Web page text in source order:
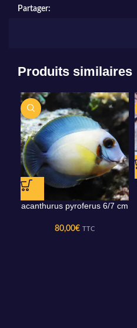
Partager:
Produits similaires
acanthurus pyroferus 6/7 cm
80,00€ TTC